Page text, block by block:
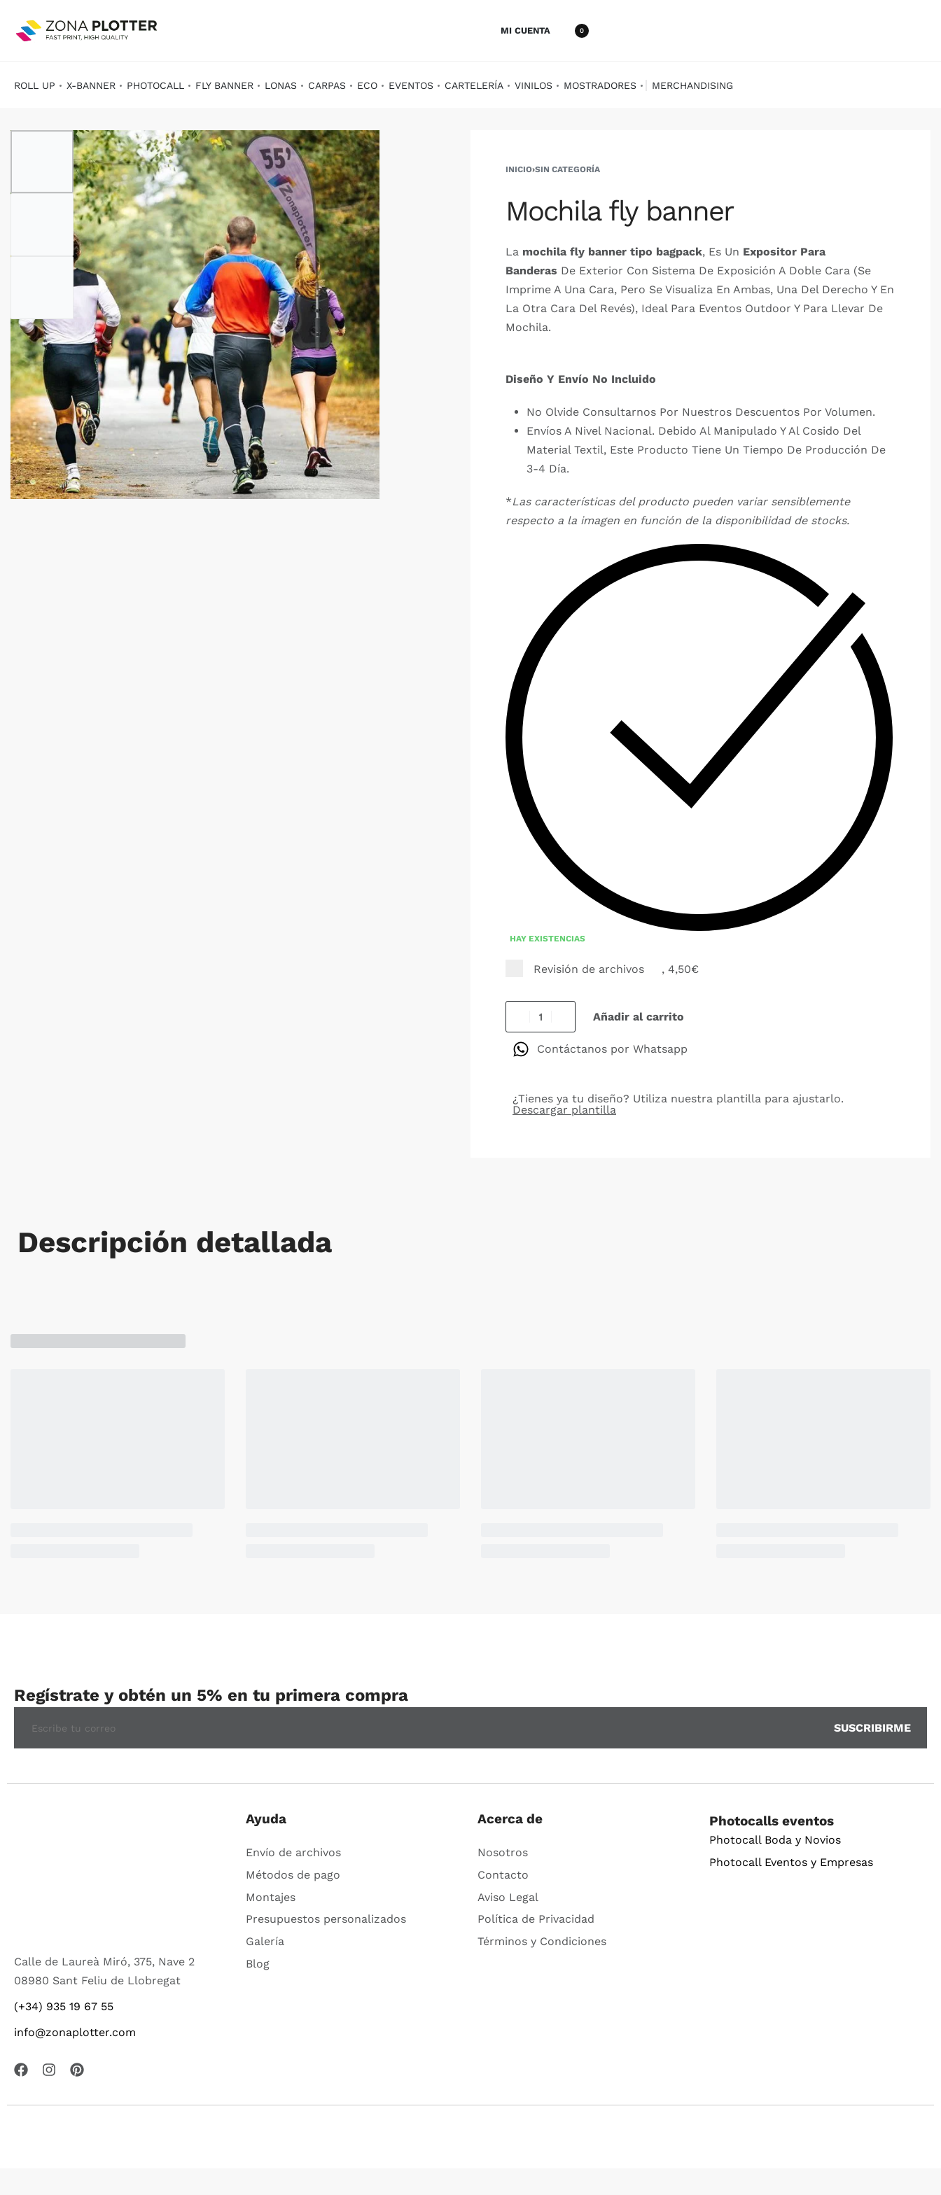
MI CUENTA 0
ROLL UP X-BANNER PHOTOCALL FLY BANNER LONAS CARPAS ECO EVENTOS CARTELERÍA VINILOS MOSTRADORES MERCHANDISING
INICIO›SIN CATEGORÍA
Mochila fly banner
La mochila fly banner tipo bagpack, Es Un Expositor Para
Banderas De Exterior Con Sistema De Exposición A Doble Cara (Se
Imprime A Una Cara, Pero Se Visualiza En Ambas, Una Del Derecho Y En
La Otra Cara Del Revés), Ideal Para Eventos Outdoor Y Para Llevar De
Mochila.
Diseño Y Envío No Incluido
No Olvide Consultarnos Por Nuestros Descuentos Por Volumen.
Envíos A Nivel Nacional. Debido Al Manipulado Y Al Cosido Del
Material Textil, Este Producto Tiene Un Tiempo De Producción De
3-4 Día.
*Las características del producto pueden variar sensiblemente
respecto a la imagen en función de la disponibilidad de stocks.
HAY EXISTENCIAS
Revisión de archivos , 4,50€
Añadir al carrito
Contáctanos por Whatsapp
¿Tienes ya tu diseño? Utiliza nuestra plantilla para ajustarlo.
Descargar plantilla
Descripción detallada
Regístrate y obtén un 5% en tu primera compra
Calle de Laureà Miró, 375, Nave 2
08980 Sant Feliu de Llobregat
(+34) 935 19 67 55
info@zonaplotter.com
Ayuda
Envío de archivos
Métodos de pago
Montajes
Presupuestos personalizados
Galería
Blog
Acerca de
Nosotros
Contacto
Aviso Legal
Política de Privacidad
Términos y Condiciones
Photocalls eventos
Photocall Boda y Novios
Photocall Eventos y Empresas